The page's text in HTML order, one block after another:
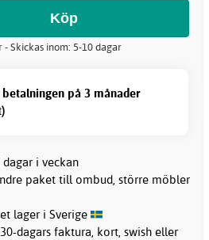
Skickas inom: 5-10 dagar
på 3 månader
i veckan
paket till ombud, större möbler
lager i Sverige
dagars faktura, kort, swish eller